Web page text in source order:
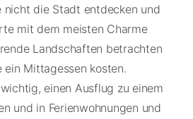
nicht die Stadt entdecken und
mit dem meisten Charme
Landschaften betrachten
Mittagessen kosten.
einen Ausflug zu einem
und in Ferienwohnungen und